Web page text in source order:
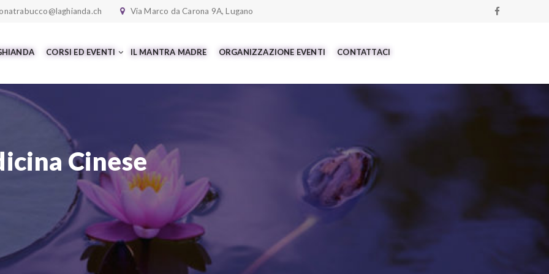
Via Marco da Carona 9A, Lugano
CORSI ED EVENTI IL MANTRA MADRE ORGANIZZAZIONE EVENTI CONTATTACI
Cinese